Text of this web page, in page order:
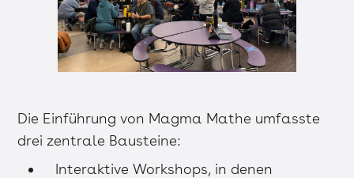
Die Einführung von Magma Mathe umfasste
drei zentrale Bausteine:
Interaktive Workshops, in denen